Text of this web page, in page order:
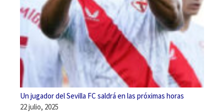
Un jugador del Sevilla FC saldrá en las próximas horas
22 julio, 2025